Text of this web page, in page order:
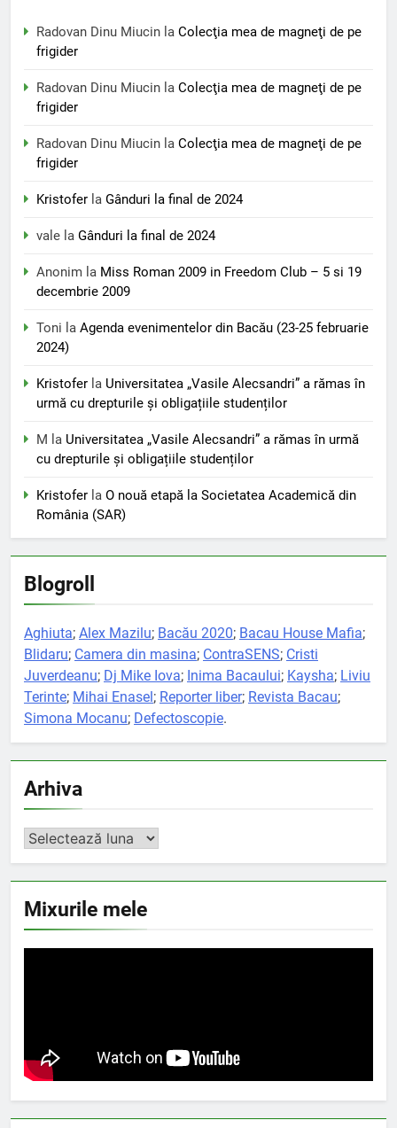
Radovan Dinu Miucin la Colecţia mea de magneţi de pe
frigider
Radovan Dinu Miucin la Colecţia mea de magneţi de pe
frigider
Radovan Dinu Miucin la Colecţia mea de magneţi de pe
frigider
Kristofer la Gânduri la final de 2024
vale la Gânduri la final de 2024
Anonim la Miss Roman 2009 in Freedom Club – 5 si 19
decembrie 2009
Toni la Agenda evenimentelor din Bacău (23-25 februarie
2024)
Kristofer la Universitatea „Vasile Alecsandri” a rămas în
urmă cu drepturile și obligațiile studenților
M la Universitatea „Vasile Alecsandri” a rămas în urmă
cu drepturile și obligațiile studenților
Kristofer la O nouă etapă la Societatea Academică din
România (SAR)
Blogroll
Aghiuta; Alex Mazilu; Bacău 2020; Bacau House Mafia;
Blidaru; Camera din masina; ContraSENS; Cristi
Juverdeanu; Dj Mike Iova; Inima Bacaului; Kaysha; Liviu
Terinte; Mihai Enasel; Reporter liber; Revista Bacau;
Simona Mocanu; Defectoscopie.
Arhiva
Arhiva
Mixurile mele